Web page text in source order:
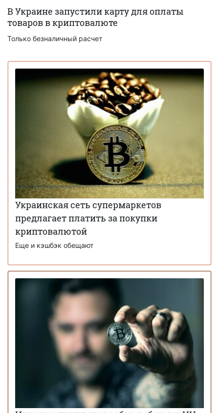
В Украине запустили карту для оплаты
товаров в криптовалюте
Только безналичный расчет
Украинская сеть супермаркетов
предлагает платить за покупки
криптовалютой
Еще и кэшбэк обещают